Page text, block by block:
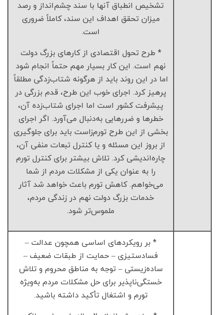
تشخیص انطباق آنها با سند چشم‌انداز و رصد
میزان تحقق اهداف این سند، کاملاً ضروری
است.
* طرح تحول اقتصادی از کارهای بزرگ دولت
نهم است. این کار بسیار مهم حتماً انجام شود
اما در این روند باید از هرگونه شتاب‌زدگی مطلقاً
پرهیز کرد. اجرای خوب این طرح، قدم بزرگی در
پیشرفت کشور است اما اجرای شتاب‌زده آن،
خطرها و ضررهایی به‌دنبال می‌آورد. اگر اجرای
بخشی از این طرح تورم‌زاست باید برای جلوگیری
از بروز این مسئله و یا کنترل تبعات منفی آن،
چاره‌اندیشی کرد. تلاش بیشتر برای کنترل تورم
را به عنوان یکی از مشکلات مردم از شما
می‌خواهم. کاهش تورم باعث خواهد شد آثار
خدمات بزرگ دولت نهم در زندگی مردم،
ملموس‌تر شود.
* بر رویکردهای اساسی همچون عدالت –
فسادستیزی – حمایت از طبقات ضعیف –
ساده‌زیستی – توجه به مناطق محروم و تلاش
خستگی‌ناپذیر برای حل مشکلات مردم به‌ویژه
تورم و اشتغال تأکید داشته باشید.